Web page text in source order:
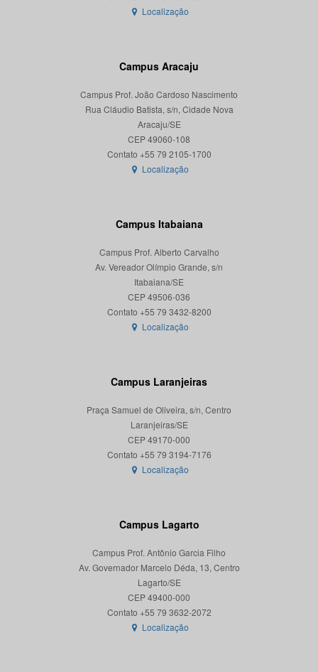
Localização
Campus Aracaju
Campus Prof. João Cardoso Nascimento
Rua Cláudio Batista, s/n, Cidade Nova
Aracaju/SE
CEP 49060-108
Localização
Campus Itabaiana
Campus Prof. Alberto Carvalho
Av. Vereador Olímpio Grande, s/n
Itabaiana/SE
CEP 49506-036
Localização
Campus Laranjeiras
Praça Samuel de Oliveira, s/n, Centro
Laranjeiras/SE
CEP 49170-000
Localização
Campus Lagarto
Campus Prof. Antônio Garcia Filho
Av. Governador Marcelo Déda, 13, Centro
Lagarto/SE
CEP 49400-000
Localização